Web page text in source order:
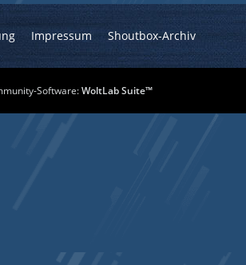
Impressum Shoutbox-Archiv
Software:WoltLab Suite™